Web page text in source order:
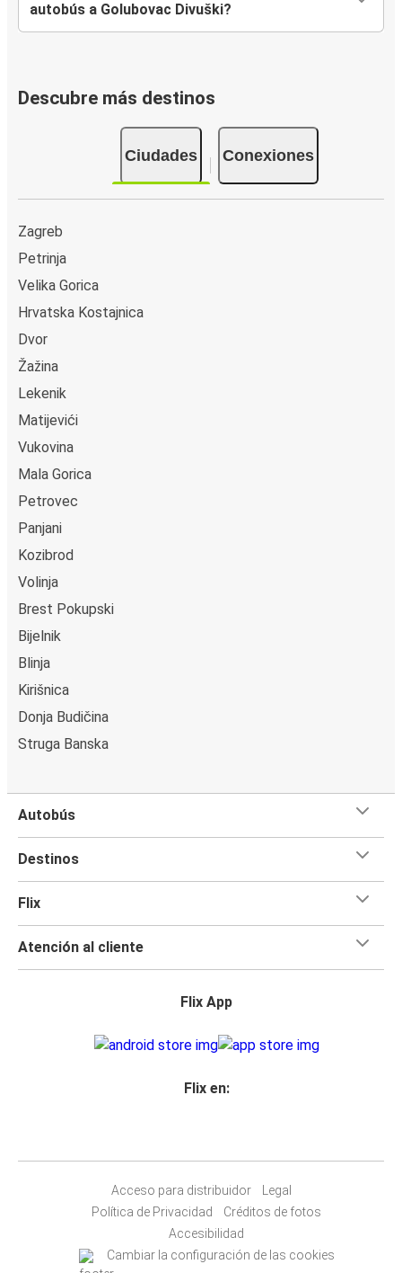
autobús a Golubovac Divuški?
Descubre más destinos
Ciudades Conexiones
Zagreb
Petrinja
Velika Gorica
Hrvatska Kostajnica
Dvor
Žažina
Lekenik
Matijevići
Vukovina
Mala Gorica
Petrovec
Panjani
Kozibrod
Volinja
Brest Pokupski
Bijelnik
Blinja
Kirišnica
Donja Budičina
Struga Banska
Autobús
Destinos
Flix
Atención al cliente
Flix App
Flix en:
Acceso para distribuidor
Legal
Política de Privacidad
Créditos de fotos
Accesibilidad
Cambiar la configuración de las cookies